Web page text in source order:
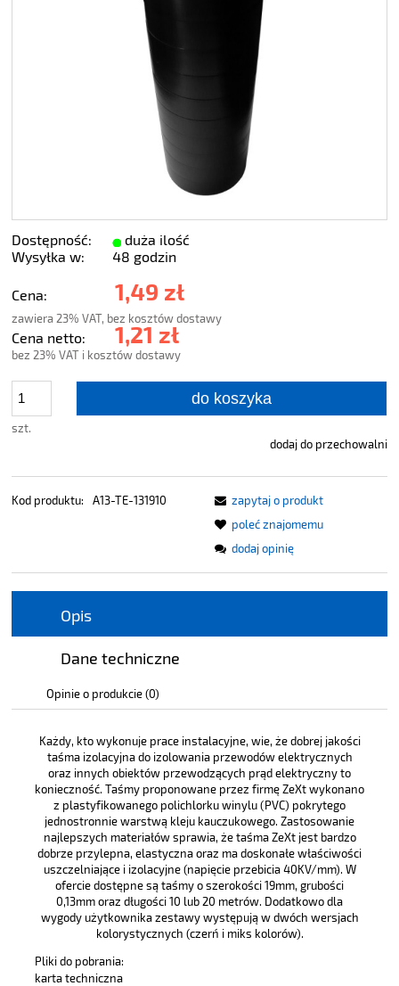
Dostępność:
duża ilość
Wysyłka w:
48 godzin
Cena: 1,49 zł
zawiera 23% VAT, bez kosztów dostawy
Cena netto: 1,21 zł
bez 23% VAT i kosztów dostawy
szt.
do koszyka
dodaj do przechowalni
Kod produktu: A13-TE-131910
zapytaj o produkt
poleć znajomemu
dodaj opinię
Opis
Dane techniczne
Opinie o produkcie (0)
Każdy, kto wykonuje prace instalacyjne, wie, że dobrej jakości
taśma izolacyjna do izolowania przewodów elektrycznych
oraz innych obiektów przewodzących prąd elektryczny to
konieczność. Taśmy proponowane przez firmę ZeXt wykonano
z plastyfikowanego polichlorku winylu (PVC) pokrytego
jednostronnie warstwą kleju kauczukowego. Zastosowanie
najlepszych materiałów sprawia, że taśma ZeXt jest bardzo
dobrze przylepna, elastyczna oraz ma doskonałe właściwości
uszczelniające i izolacyjne (napięcie przebicia 40KV/mm). W
ofercie dostępne są taśmy o szerokości 19mm, grubości
0,13mm oraz długości 10 lub 20 metrów. Dodatkowo dla
wygody użytkownika zestawy występują w dwóch wersjach
kolorystycznych (czerń i miks kolorów).
Pliki do pobrania:
karta techniczna